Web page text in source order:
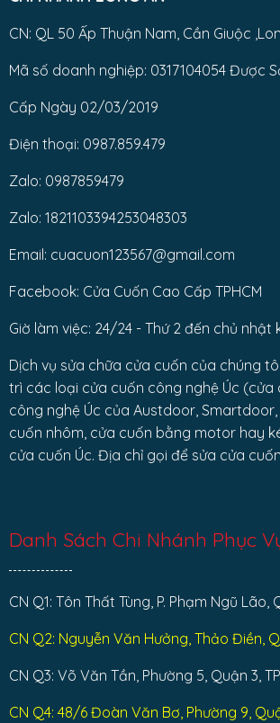
CN: QL 50 Ấp Thuận Nam, Cần Giuộc
Mã số doanh nghiệp: 0317104054 Được
Cấp Ngày 02/03/2019
Điện thoại: 0987.859.479
Zalo: 0987859479
Zalo: 1821103394253048303
Email: cuacuon123567@gmail.com
Facebook: Cửa Cuốn Cao Cấp TPHCM
Giờ làm việc: 24/24 - Thứ 2 đến chủ nhật
Dịch vụ sửa chữa cửa cuốn của chúng
trì các loại cửa cuốn công nghệ Úc (cửa
công nghệ Úc của Austdoor,
cuốn nhôm, cửa cuốn bằng motor hay
cửa cuốn Úc. Địa chỉ gọi để sửa cửa
Danh Sách Chi Nhánh Phục
CN Q1: Tôn Thất Tùng, P. Phạm Ngũ Lão,
CN Q2: Nguyễn Văn Hưởng, Thảo Điền,
CN Q3: Võ Văn Tần, Phường 5, Quận 3,
CN Q4: 48/6 Đoàn Văn Bơ, Phường 9,